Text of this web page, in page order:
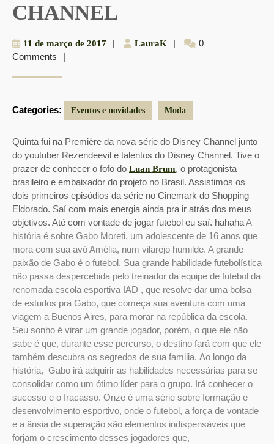
CHANNEL
11 de março de 201711| LauraK LauraK
|
0
Comments
|
Categories: Eventos e novidades Moda
Quinta fui na Première da nova série do Disney Channel junto
do youtuber Rezendeevil e talentos do Disney Channel. Tive o
prazer de conhecer o fofo do Luan Brum, o protagonista
brasileiro e embaixador do projeto no Brasil. Assistimos os
dois primeiros episódios da série no Cinemark do Shopping
Eldorado. Saí com mais energia ainda pra ir atrás dos meus
objetivos. Até com vontade de jogar futebol eu saí. hahahaA
história é sobre Gabo Moreti, um adolescente de 16 anos que
mora com sua avó Amélia, num vilarejo humilde. A grande
paixão de Gabo é o futebol. Sua grande habilidade futebolística
não passa despercebida pelo treinador da equipe de futebol da
renomada escola esportiva IAD , que resolve dar uma bolsa
de estudos pra Gabo, que começa sua aventura com uma
viagem a Buenos Aires, para morar na república da escola.
Seu sonho é virar um grande jogador, porém, o que ele não
sabe é que, durante esse percurso, o destino fará com que ele
também descubra os segredos de sua familia. Ao longo da
história, Gabo irá adquirir as habilidades necessárias para se
consolidar como um ótimo líder para o grupo. Irá conhecer o
sucesso e o fracasso. Onze é uma série sobre formação e
desenvolvimento esportivo, onde o futebol, a força de vontade
e a ânsia de superação são elementos indispensáveis que
forjam o crescimento desses jogadores que,